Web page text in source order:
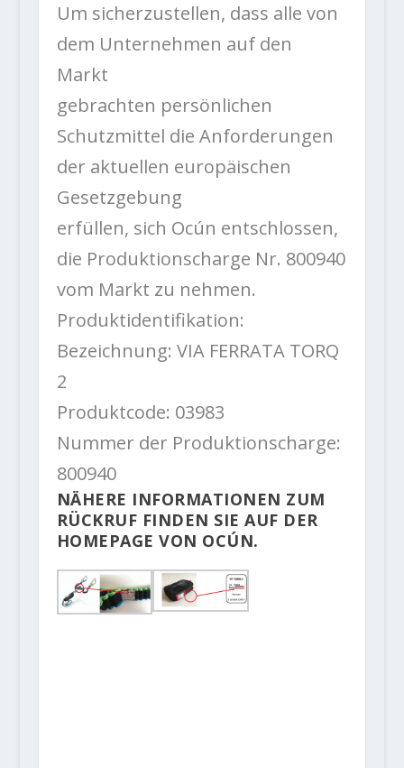
Um sicherzustellen, dass alle von
dem Unternehmen auf den
Markt
gebrachten persönlichen
Schutzmittel die Anforderungen
der aktuellen europäischen
Gesetzgebung
erfüllen, sich Ocún entschlossen,
die Produktionscharge Nr. 800940
vom Markt zu nehmen.
Produktidentifikation:
Bezeichnung: VIA FERRATA TORQ
2
Produktcode: 03983
Nummer der Produktionscharge:
800940
NÄHERE INFORMATIONEN ZUM
RÜCKRUF FINDEN SIE AUF DER
HOMEPAGE VON OCÚN.